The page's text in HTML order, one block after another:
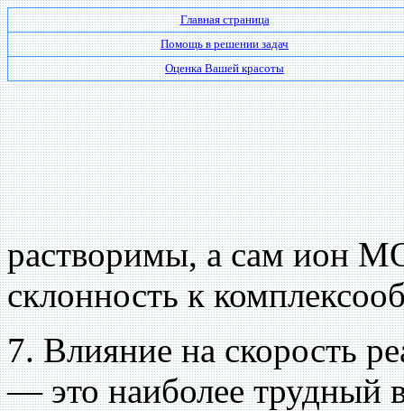
Главная страница
Помощь в решении задач
Оценка Вашей красоты
растворимы, а сам ион
склонность к
7. Влияние на скорость
— это наиболее трудный